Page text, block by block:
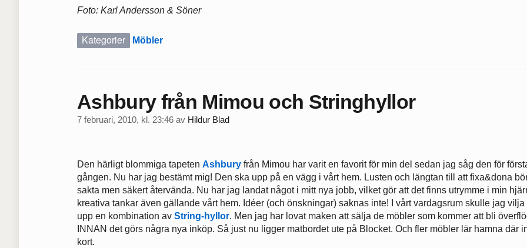
Foto: Karl Andersson & Söner
Kategorier Möbler
Ashbury från Mimou och Stringhyllor
7 februari, 2010, kl. 23:46 av Hildur Blad
Den härligt blommiga tapetenAshbury från Mimou har varit en favorit för min del sedan jag såg den för
gången. Nu har jag bestämt mig! Den ska upp på en vägg i vårt hem. Lusten och längtan till att fixa&dona
sakta men säkert återvända. Nu har jag landat något i mitt nya jobb, vilket gör att det finns utrymme i min
kreativa tankar även gällande vårt hem. Idéer (och önskningar) saknas inte! I vårt vardagsrum skulle jag vilja
upp en kombination avString-hyllor. Men jag har lovat maken att sälja de möbler som kommer att bli
INNAN det görs några nya inköp. Så just nu ligger matbordet ute på Blocket. Och fler möbler lär hamna där
kort.